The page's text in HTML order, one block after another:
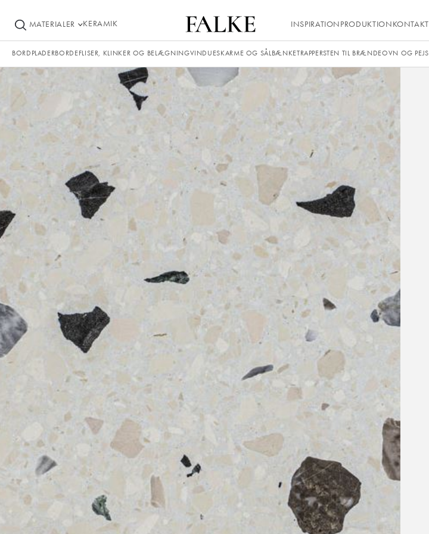
MATERIALER KERAMIK INSPIRATIONPRODUKTIONKONTAKT
BORDPLADERBORDEFLISER, KLINKER OG BELÆGNINGVINDUESKARME OG SÅLBÆNKETRAPPERSTEN TIL BRÆNDEOVN OG PEJS